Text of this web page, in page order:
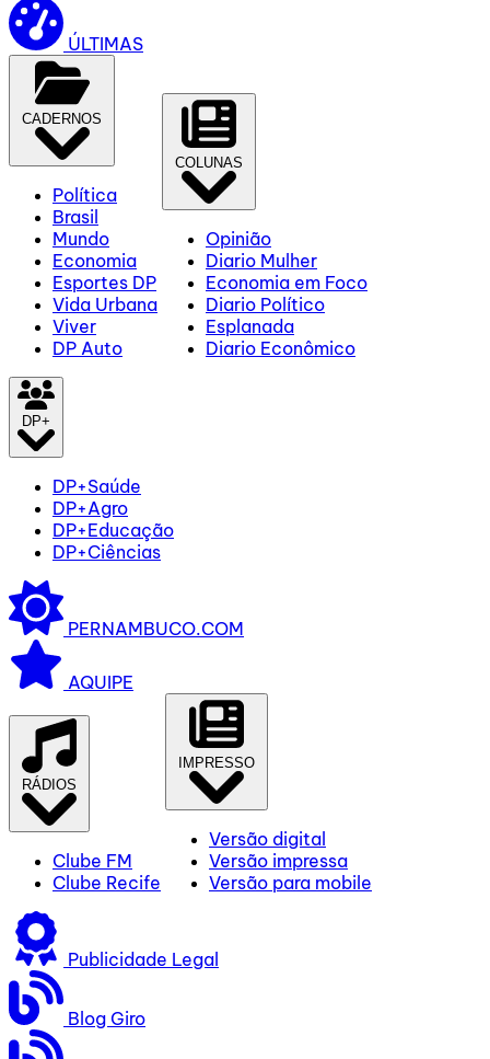
ÚLTIMAS
CADERNOS
Política
Brasil
Mundo
Economia
Esportes DP
Vida Urbana
Viver
DP Auto
COLUNAS
Opinião
Diario Mulher
Economia em Foco
Diario Político
Esplanada
Diario Econômico
DP+
DP+Saúde
DP+Agro
DP+Educação
DP+Ciências
PERNAMBUCO.COM
AQUIPE
RÁDIOS
Clube FM
Clube Recife
IMPRESSO
Versão digital
Versão impressa
Versão para mobile
Publicidade Legal
Blog Giro